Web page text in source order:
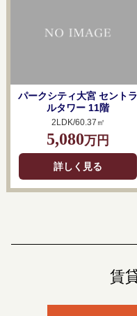
パークシティ大宮 セントラ
ルタワー 11階
2LDK/60.37㎡
5,080万円
詳しく見る
賃